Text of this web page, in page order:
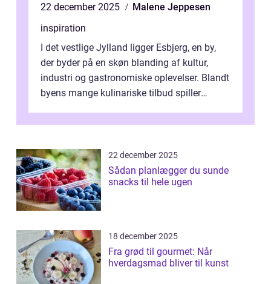
22 december 2025
Malene Jeppesen
inspiration
I det vestlige Jylland ligger Esbjerg, en by,
der byder på en skøn blanding af kultur,
industri og gastronomiske oplevelser. Blandt
byens mange kulinariske tilbud spiller
22 december 2025
Sådan planlægger du sunde
snacks til hele ugen
18 december 2025
Fra grød til gourmet: Når
hverdagsmad bliver til kunst